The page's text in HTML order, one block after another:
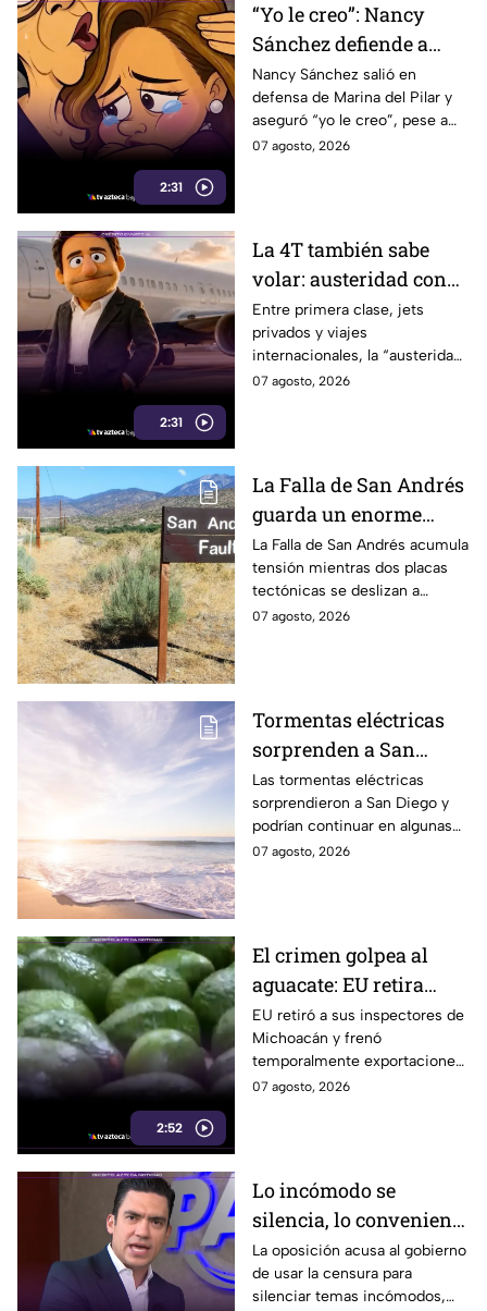
2:31
“Yo le creo”: Nancy
Sánchez defiende a
Marina del Pilar como
si fuera su hija pese a
polémicas
Nancy Sánchez salió en
defensa de Marina del Pilar y
aseguró “yo le creo”, pese a
los audios filtrados y las
07 agosto, 2026
2:31
La 4T también sabe
volar: austeridad con
sabor a primera clase
Entre primera clase, jets
privados y viajes
internacionales, la “austeridad”
de la 4T parece tener una
07 agosto, 2026
La Falla de San Andrés
guarda un enorme
peligro: estos datos
explican el temor
científico
La Falla de San Andrés acumula
tensión mientras dos placas
tectónicas se deslizan a
centímetros por año. Estos
07 agosto, 2026
Tormentas eléctricas
sorprenden a San
Diego; autoridades
advierten que
continuarán durante el
fin de semana
Las tormentas eléctricas
sorprendieron a San Diego y
podrían continuar en algunas
zonas durante el fin de
07 agosto, 2026
2:52
El crimen golpea al
aguacate: EU retira
inspectores y suspende
temporalmente
exportaciones
EU retiró a sus inspectores de
Michoacán y frenó
temporalmente exportaciones
de aguacate ante la
07 agosto, 2026
Lo incómodo se
silencia, lo conveniente
se exhibe: oposición
acusa al gobierno
La oposición acusa al gobierno
de usar la censura para
silenciar temas incómodos,